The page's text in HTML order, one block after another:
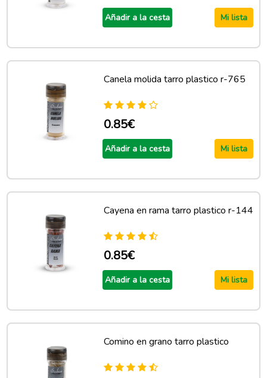
Añadir a la cesta Mi lista
Canela molida tarro plastico r-765
0.85€
Añadir a la cesta Mi lista
Cayena en rama tarro plastico r-144
0.85€
Añadir a la cesta Mi lista
Comino en grano tarro plastico